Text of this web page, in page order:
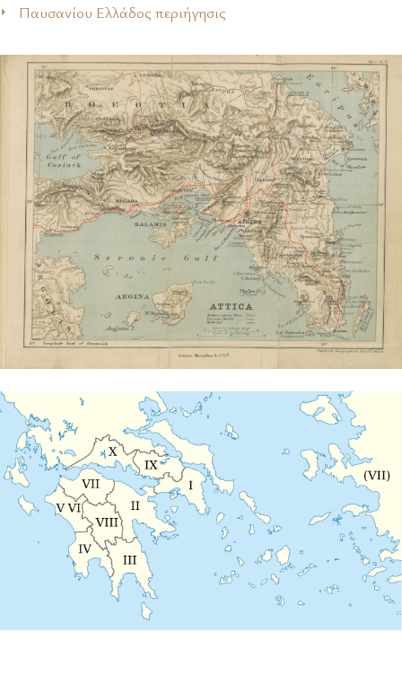
Παυσανίου Ελλάδος περιήγησις